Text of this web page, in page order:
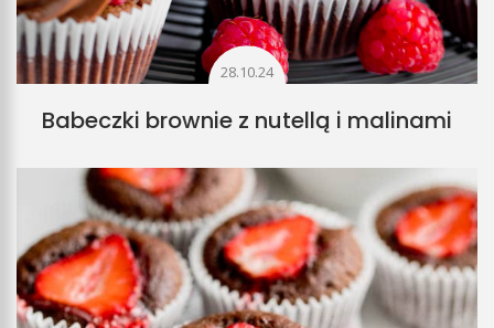
28.10.24
Babeczki brownie z nutellą i malinami